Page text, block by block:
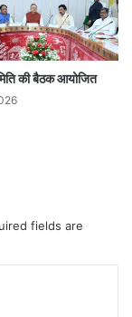
की बैठक आयोजित
fields are